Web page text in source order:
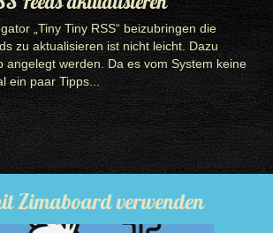
„Tiny Tiny RSS“ beizubringen die
zu aktualisieren ist nicht leicht. Dazu
angelegt werden. Da es vom System keine
ein paar Tipps...
Zimaboard verwenden